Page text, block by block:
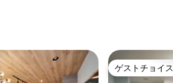
ゲストチョイス
ゲストチョイス